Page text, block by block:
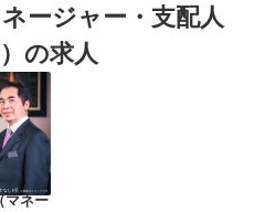
ージャー・支配人
の求人
マネー